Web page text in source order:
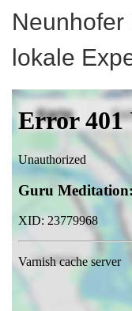
Neunhofer
lokale